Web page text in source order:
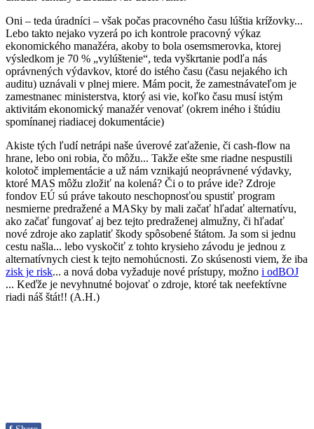
Oni – teda úradníci – však počas pracovného času lúštia krížovky...
Lebo takto nejako vyzerá po ich kontrole pracovný výkaz
ekonomického manažéra, akoby to bola osemsmerovka, ktorej
výsledkom je 70 % „vylúštenie“, teda vyškrtanie podľa nás
oprávnených výdavkov, ktoré do istého času (času nejakého ich
auditu) uznávali v plnej miere. Mám pocit, že zamestnávateľom je
zamestnanec ministerstva, ktorý asi vie, koľko času musí istým
aktivitám ekonomický manažér venovať (okrem iného i štúdiu
spomínanej riadiacej dokumentácie)
Akiste tých ľudí netrápi naše úverové zaťaženie, či cash-flow na
hrane, lebo oni robia, čo môžu... Takže ešte sme riadne nespustili
kolotoč implementácie a už nám vznikajú neoprávnené výdavky,
ktoré MAS môžu zložiť na kolená? Či o to práve ide? Zdroje
fondov EÚ sú práve takouto neschopnosťou spustiť program
nesmierne predražené a MASky by mali začať hľadať alternatívu,
ako začať fungovať aj bez tejto predraženej almužny, či hľadať
nové zdroje ako zaplatiť škody spôsobené štátom. Ja som si jednu
cestu našla... lebo vyskočiť z tohto krysieho závodu je jednou z
alternatívnych ciest k tejto nemohúcnosti. Zo skúsenosti viem, že iba
zisk je risk... a nová doba vyžaduje nové prístupy, možno i odBOJ
... Keďže je nevyhnutné bojovať o zdroje, ktoré tak neefektívne
riadi náš štát!! (A.H.)